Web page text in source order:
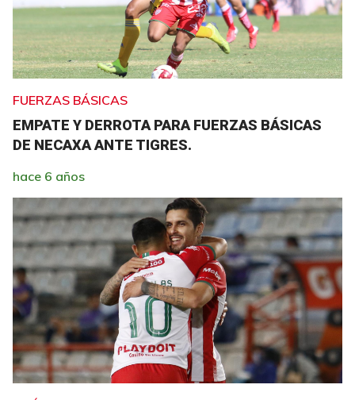
FUERZAS BÁSICAS
EMPATE Y DERROTA PARA FUERZAS BÁSICAS
DE NECAXA ANTE TIGRES.
hace 6 años